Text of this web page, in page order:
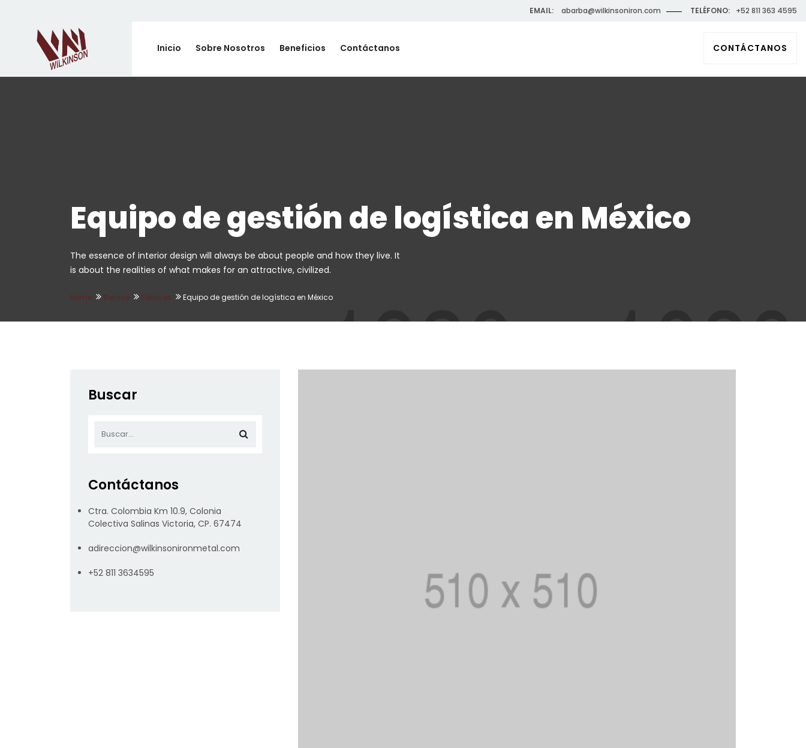
EMAIL: abarba@wilkinsoniron.com TELÉFONO: +52 811 363 4595
CONTÁCTANOS
Inicio Sobre Nosotros Beneficios Contáctanos
Equipo de gestión de logística en México
The essence of interior design will always be about people and how they live. It
is about the realities of what makes for an attractive, civilized.
Home Service Services Equipo de gestión de logística en México
Buscar
Contáctanos
Ctra. Colombia Km 10.9, Colonia
Colectiva Salinas Victoria, CP. 67474
adireccion@wilkinsonironmetal.com
+52 811 3634595